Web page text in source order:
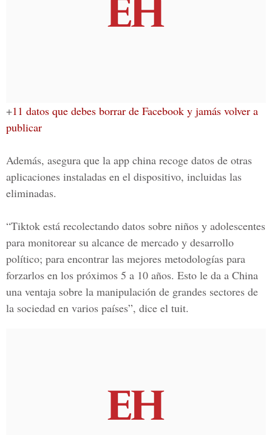
+11 datos que debes borrar de Facebook y jamás volver a
publicar
Además, asegura que la app china recoge datos de otras
aplicaciones instaladas en el dispositivo, incluidas las
eliminadas.
“Tiktok está recolectando datos sobre niños y adolescentes
para monitorear su alcance de mercado y desarrollo
político; para encontrar las mejores metodologías para
forzarlos en los próximos 5 a 10 años. Esto le da a China
una ventaja sobre la manipulación de grandes sectores de
la sociedad en varios países”, dice el tuit.